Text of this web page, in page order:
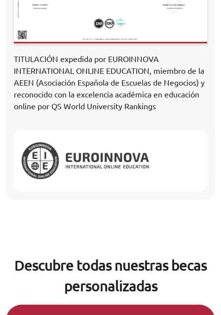
TITULACIÓN expedida por EUROINNOVA
INTERNATIONAL ONLINE EDUCATION, miembro de la
AEEN (Asociación Española de Escuelas de Negocios) y
reconocido con la excelencia académica en educación
online por QS World University Rankings
Descubre todas nuestras becas
personalizadas